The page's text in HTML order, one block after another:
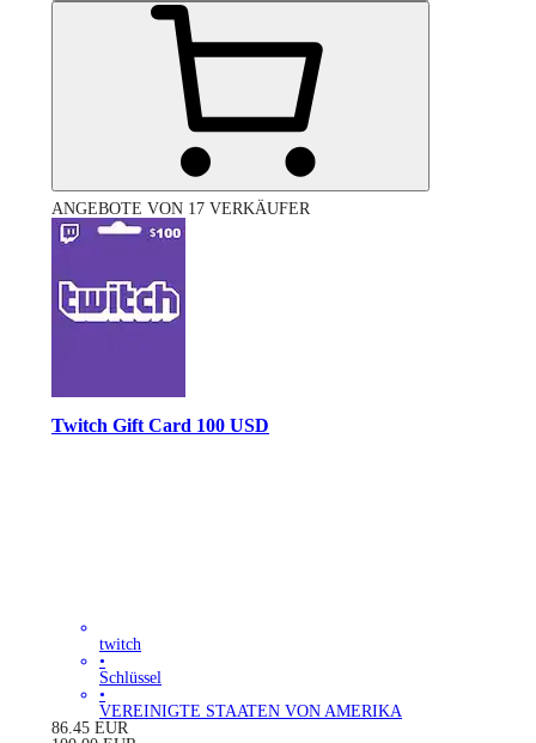
ANGEBOTE VON 17 VERKÄUFER
Twitch Gift Card 100 USD
twitch
•
Schlüssel
•
VEREINIGTE STAATEN VON AMERIKA
86.45 EUR